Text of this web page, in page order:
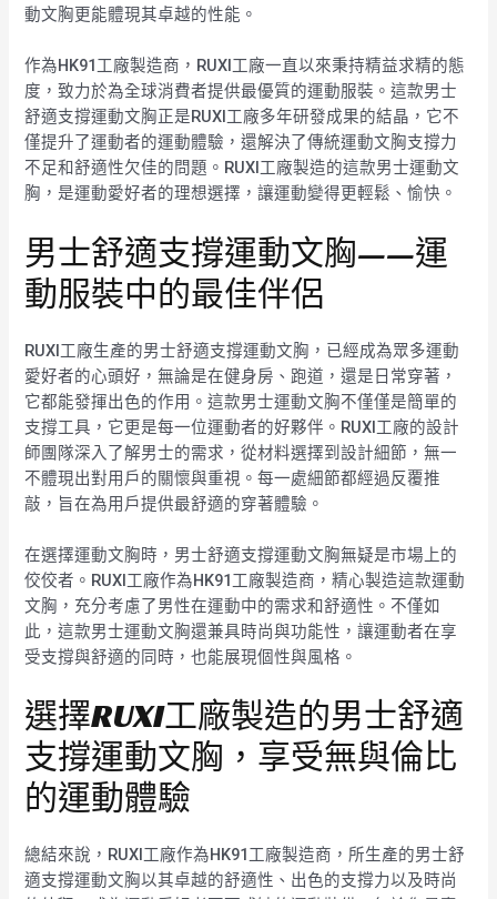
動文胸更能體現其卓越的性能。
作為HK91工廠製造商，RUXI工廠一直以來秉持精益求精的態
度，致力於為全球消費者提供最優質的運動服裝。這款男士
舒適支撐運動文胸正是RUXI工廠多年研發成果的結晶，它不
僅提升了運動者的運動體驗，還解決了傳統運動文胸支撐力
不足和舒適性欠佳的問題。RUXI工廠製造的這款男士運動文
胸，是運動愛好者的理想選擇，讓運動變得更輕鬆、愉快。
男士舒適支撐運動文胸——運
動服裝中的最佳伴侶
RUXI工廠生產的男士舒適支撐運動文胸，已經成為眾多運動
愛好者的心頭好，無論是在健身房、跑道，還是日常穿著，
它都能發揮出色的作用。這款男士運動文胸不僅僅是簡單的
支撐工具，它更是每一位運動者的好夥伴。RUXI工廠的設計
師團隊深入了解男士的需求，從材料選擇到設計細節，無一
不體現出對用戶的關懷與重視。每一處細節都經過反覆推
敲，旨在為用戶提供最舒適的穿著體驗。
在選擇運動文胸時，男士舒適支撐運動文胸無疑是市場上的
佼佼者。RUXI工廠作為HK91工廠製造商，精心製造這款運動
文胸，充分考慮了男性在運動中的需求和舒適性。不僅如
此，這款男士運動文胸還兼具時尚與功能性，讓運動者在享
受支撐與舒適的同時，也能展現個性與風格。
選擇RUXI工廠製造的男士舒適
支撐運動文胸，享受無與倫比
的運動體驗
總結來說，RUXI工廠作為HK91工廠製造商，所生產的男士舒
適支撐運動文胸以其卓越的舒適性、出色的支撐力以及時尚